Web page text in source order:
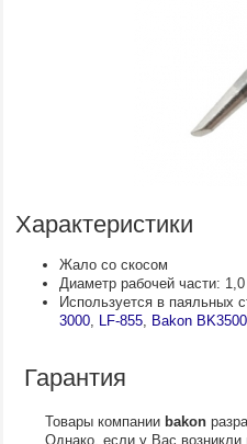
Характеристики
Жало со скосом
Диаметр рабочей части:
Используется в паяльных
3000
LF-855 Bakon BK3500
Гарантия
Товары компании bakon
Однако, если у Вас